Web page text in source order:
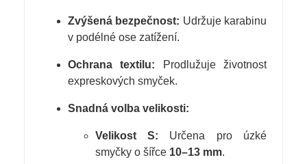
Zvýšená bezpečnost: Udržuje karabinu
v podélné ose zatížení.
Ochrana textilu: Prodlužuje životnost
expreskových smyček.
Snadná volba velikosti:
Velikost S: Určena pro úzké
smyčky o šířce 10–13 mm.